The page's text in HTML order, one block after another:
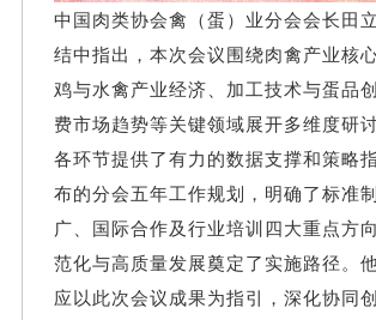
中国肉类协会禽（蛋）业分会会长田
结中指出，本次会议围绕肉禽产业核
鸡与水禽产业经济、加工技术与蛋品
费市场趋势等关键领域展开多维度研
各环节提供了有力的数据支撑和策略
布的分会五年工作规划，明确了标准
广、国际合作及行业培训四大重点方
范化与高质量发展奠定了实施路径。
应以此次会议成果为指引，深化协同